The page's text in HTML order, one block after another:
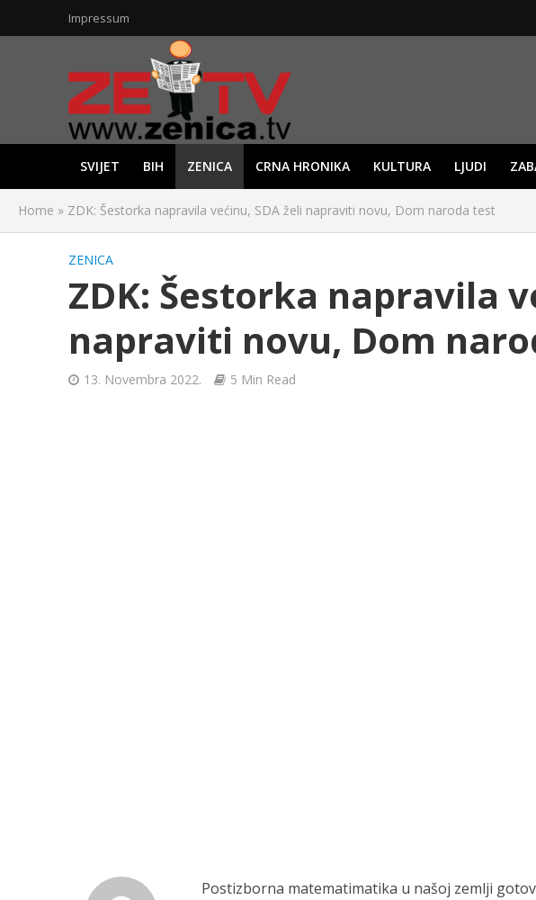
Impressum
SVIJET BIH ZENICA CRNA HRONIKA KULTURA LJUDI
Home » ZDK: Šestorka napravila većinu, SDA želi napraviti novu, Dom naroda test
ZENICA
ZDK: Šestorka napravila
napraviti novu, Dom
13. Novembra 2022. 5 Min Read
Postizborna matematimatika u našoj zemlji